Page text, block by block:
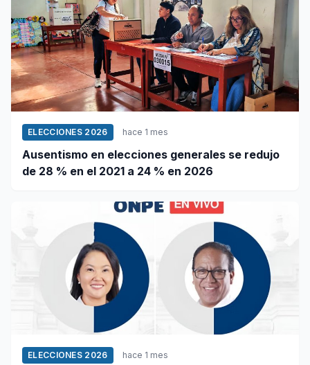
ELECCIONES 2026 hace 1 mes
Ausentismo en elecciones generales se redujo
de 28 % en el 2021 a 24 % en 2026
ELECCIONES 2026 hace 1 mes